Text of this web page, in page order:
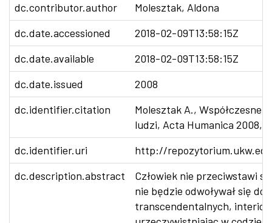
dc.contributor.author
Molesztak, Aldona
dc.date.accessioned
2018-02-09T13:58:15Z
dc.date.available
2018-02-09T13:58:15Z
dc.date.issued
2008
dc.identifier.citation
Molesztak A., Współczesne
ludzi, Acta Humanica 2008,
dc.identifier.uri
http://
dc.description.abstract
Człowiek nie przeciwstawi
nie będzie odwoływał się do
transcendentalnych,